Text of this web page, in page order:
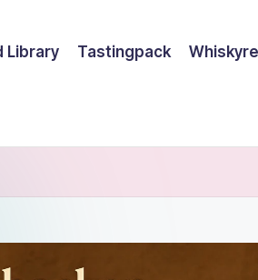
Library Tastingpack